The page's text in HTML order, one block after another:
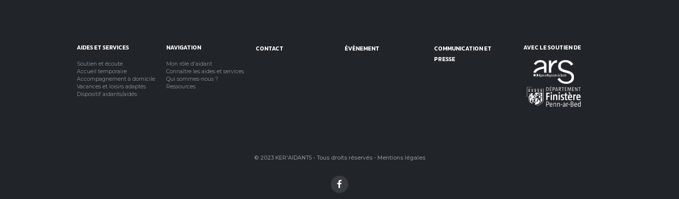
AIDES ET SERVICES
Soutien et écoute
Accueil temporaire
Accompagnement à domicile
Vacances et loisirs adaptés
Dispositif aidants/aidés
NAVIGATION
Mon rôle d'aidant
Connaître les aides et services
Qui sommes-nous ?
Ressources
CONTACT ÉVÈNEMENT
COMMUNICATION ET
PRESSE
AVEC LE SOUTIEN DE
© 2023 KER'AIDANTS - Tous droits réservés - Mentions légales